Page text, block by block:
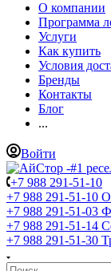
О компании
Программа
Услуги
Как купить
Условия
Бренды
Контакты
Блог
...
Войти
+7 988 291-51-10
+7 988 291-51-10
+7 988 291-51-03
+7 988 291-51-14
+7 988 291-51-30